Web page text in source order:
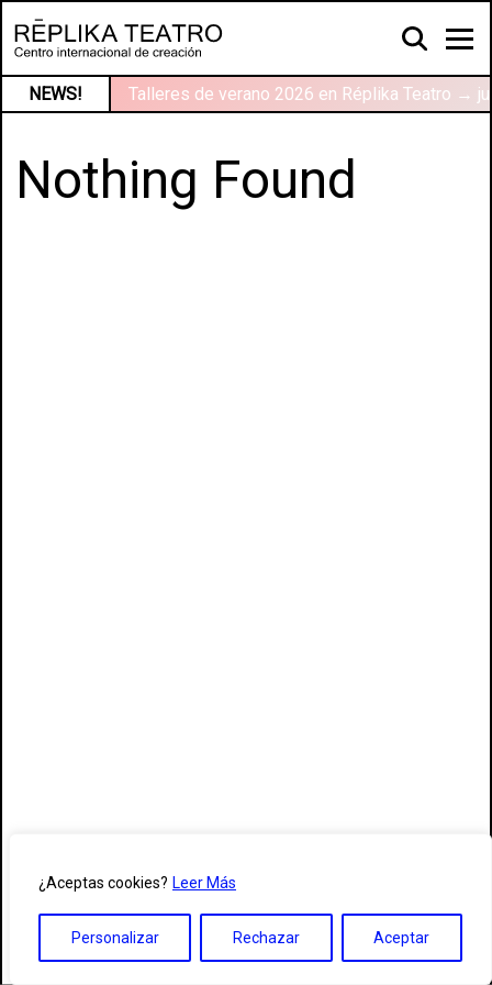
¿Aceptas cookies? Leer Más
Personalizar Rechazar Aceptar
NEWS! Talleres de verano 2026 en Réplika Teatro →
Nothing Found